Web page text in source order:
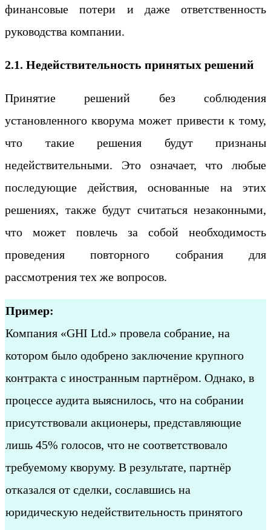
финансовые потери и даже ответственность
руководства компании.
2.1. Недействительность принятых решений
Принятие решений без соблюдения
установленного кворума может привести к тому,
что такие решения будут признаны
недействительными. Это означает, что любые
последующие действия, основанные на этих
решениях, также будут считаться незаконными,
что может повлечь за собой необходимость
проведения повторного собрания для
рассмотрения тех же вопросов.
Пример:
Компания «GHI Ltd.» провела собрание, на
котором было одобрено заключение крупного
контракта с иностранным партнёром. Однако, в
процессе аудита выяснилось, что на собрании
присутствовали акционеры, представляющие
лишь 45% голосов, что не соответствовало
требуемому кворуму. В результате, партнёр
отказался от сделки, сославшись на
юридическую недействительность принятого